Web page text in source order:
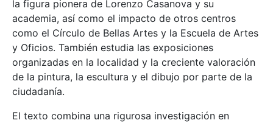
la figura pionera de Lorenzo Casanova y su
academia, así como el impacto de otros centros
como el Círculo de Bellas Artes y la Escuela de Artes
y Oficios. También estudia las exposiciones
organizadas en la localidad y la creciente valoración
de la pintura, la escultura y el dibujo por parte de la
ciudadanía.
El texto combina una rigurosa investigación en